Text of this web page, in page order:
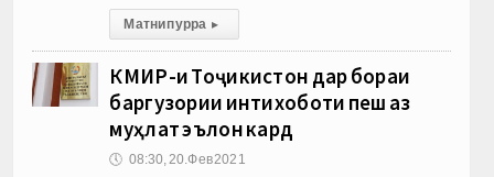
Матни пурра ▸
КМИР-и Тоҷикистон дар бораи
баргузории интихоботи пеш аз
муҳлат эълон кард
🕔 08:30, 20.Фев 2021